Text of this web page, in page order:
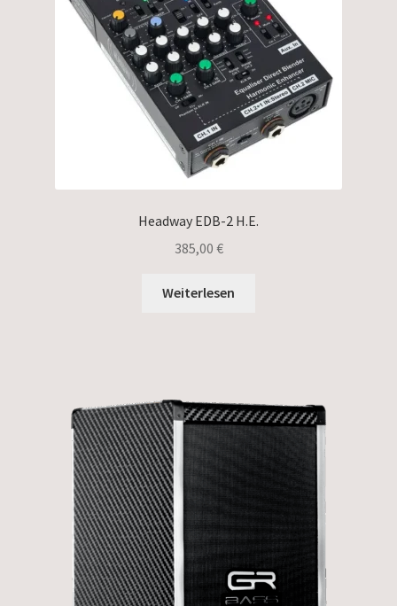
Headway EDB-2 H.E.
385,00 €
Weiterlesen